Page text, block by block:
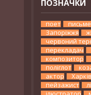
ПОЗНАЧКИ
поет
Запоріжжя
червоний
перекладач
композитор
поліглот
актор
пейзажист